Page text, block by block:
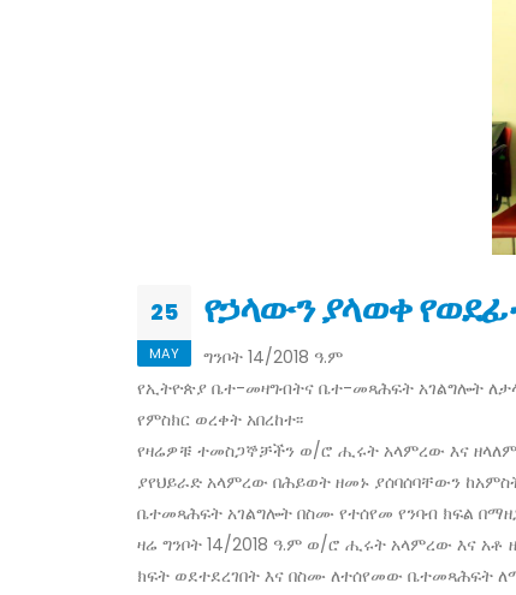
25
MAY
የኃላውን ያላወቀ
ግንቦት 14/2018 ዓ.ም
የኢትዮጵያ ቤተ-መዛግብትና ቤተ-መጻሕፍት አገልግሎት
የምስክር ወረቀት አበረከተ፡፡
የዛሬዎቹ ተመስጋኞቻችን ወ/ሮ ሒሩት አላምረው እና
ያየህይራድ አላምረው በሕይወት ዘመኑ ያሰባሰባቸውን
ቤተመጻሕፍት አገልግሎት በስሙ የተሰየመ የንባብ ክፍል
ዛሬ ግንቦት 14/2018 ዓ.ም ወ/ሮ ሒሩት አላምረው እና
ክፍት ወደተደረገበት እና በስሙ ለተሰየመው ቤተመጻሕፍት